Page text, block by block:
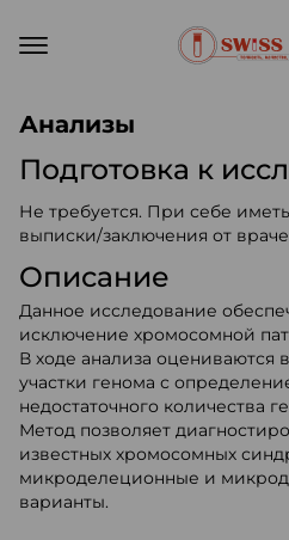
Анализы
Подготовка к
Не требуется. При себе
выписки/заключения от
Описание
Данное исследование
исключение хромосомной
В ходе анализа оцениваются
участки генома с
недостаточного количества
Метод позволяет
известных хромосомных
микроделеционные и
варианты.